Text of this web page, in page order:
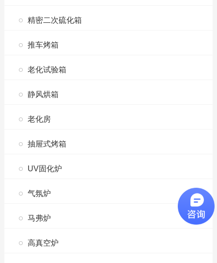
精密二次硫化箱
推车烤箱
老化试验箱
静风烘箱
老化房
抽屉式烤箱
UV固化炉
气氛炉
马弗炉
高真空炉